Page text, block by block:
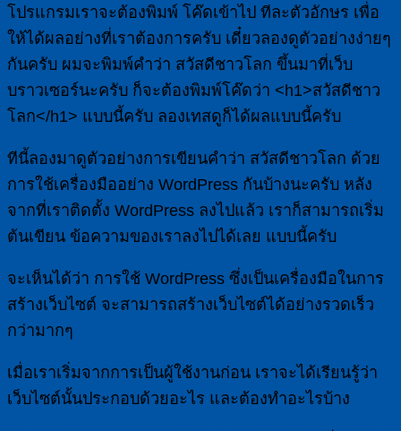
โปรแกรมเราจะต้องพิมพ์ โค๊ดเข้าไป ทีละตัวอักษร เพื่อ
ให้ได้ผลอย่างที่เราต้องการครับ เดี๋ยวลองดูตัวอย่างง่ายๆ
กันครับ ผมจะพิมพ์คำว่า สวัสดีชาวโลก ขึ้นมาที่เว็บ
บราวเซอร์นะครับ ก็จะต้องพิมพ์โค๊ดว่า <h1>สวัสดีชาว
โลก</h1> แบบนี้ครับ ลองเทสดูก็ได้ผลแบบนี้ครับ
ทีนี้ลองมาดูตัวอย่างการเขียนคำว่า สวัสดีชาวโลก ด้วย
การใช้เครื่องมืออย่าง WordPress กันบ้างนะครับ หลัง
จากที่เราติดตั้ง WordPress ลงไปแล้ว เราก็สามารถเริ่ม
ต้นเขียน ข้อความของเราลงไปได้เลย แบบนี้ครับ
จะเห็นได้ว่า การใช้ WordPress ซึ่งเป็นเครื่องมือในการ
สร้างเว็บไซต์ จะสามารถสร้างเว็บไซต์ได้อย่างรวดเร็ว
กว่ามากๆ
เมื่อเราเริ่มจากการเป็นผู้ใช้งานก่อน เราจะได้เรียนรู้ว่า
เว็บไซต์นั้นประกอบด้วยอะไร และต้องทำอะไรบ้าง